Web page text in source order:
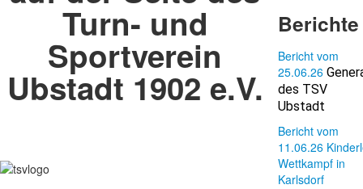
Turn- und
Sportverein
Ubstadt 1902 e.V.
Berichte
Bericht vom
25.06.26
des TSV
Ubstadt
Bericht vom
11.06.26
Wettkampf in
Karlsdorf